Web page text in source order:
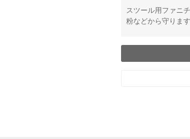
スツール用ファニ
粉などから守ります